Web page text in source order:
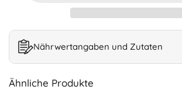
Nährwertangaben und Zutaten
Ähnliche Produkte